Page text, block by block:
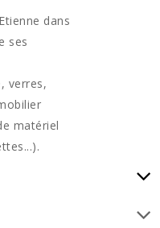
dans
ses
verres,
matériel